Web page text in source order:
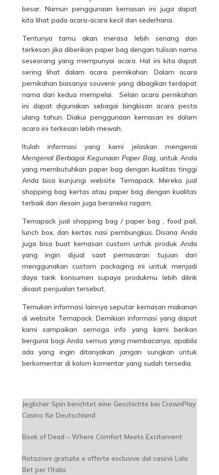
besar. Namun penggunaan kemasan ini juga dapat
kita lihat pada acara-acara kecil dan sederhana.
Tentunya tamu akan merasa lebih senang dan
terkesan jika diberikan paper bag dengan tulisan nama
seseorang yang mempunyai acara. Hal ini kita dapat
sering lihat dalam acara pernikahan. Dalam acara
pernikahan biasanya souvenir yang dibagikan terdapat
nama dari kedua mempelai. Selain acara pernikahan
ini dapat digunakan sebagai bingkisan acara pesta
ulang tahun. Diakui penggunaan kemasan ini dalam
acara ini terkesan lebih mewah.
Itulah informasi yang kami jelaskan mengenai
Mengenal Berbagai Kegunaan Paper Bag, untuk Anda
yang membutuhkan paper bag dengan kualitas tinggi
Anda bisa kunjungi website Temapack. Mereka jual
shopping bag kertas atau paper bag dengan kualitas
terbaik dan desain juga beraneka ragam.
Temapack jual shopping bag / paper bag , food pail,
lunch box, dan kertas nasi pembungkus. Disana Anda
juga bisa buat kemasan custom untuk produk Anda
yang ingin dijual saat pemasaran tujuan dari
menggunakan custom packaging ini untuk menjadi
daya tarik konsumen supaya produkmu lebih dilirik
disaat penjualan tersebut.
Temukan informasi lainnya seputar kemasan makanan
di website Temapack. Demikian informasi yang dapat
kami sampaikan semoga info yang kami berikan
berguna bagi Anda semua yang membacanya, apabila
ada yang ingin ditanyakan jangan sungkan untuk
berkomentar di kolom komentar yang sudah tersedia.
Jeglicher Spin berichtet eine Geschichte bei CrownPlay
Casino für Deutschland
Book of Dead – Where Comfort Meets Excitement
Rotazioni gratuite e offerte esclusive dal casinò Lala
Bet per l’Italia